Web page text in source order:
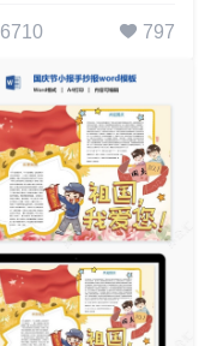
6710 797